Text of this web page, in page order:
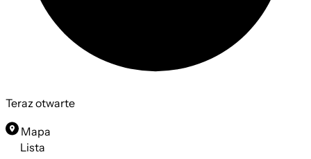
Teraz otwarte
Mapa
Lista